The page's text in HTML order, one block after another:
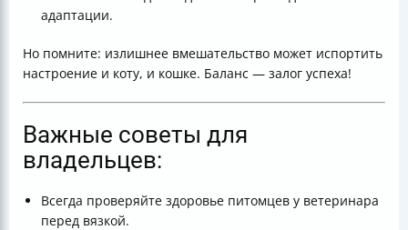
адаптации.
Но помните: излишнее вмешательство может испортить
настроение и коту, и кошке. Баланс — залог успеха!
Важные советы для
владельцев:
Всегда проверяйте здоровье питомцев у ветеринара
перед вязкой.